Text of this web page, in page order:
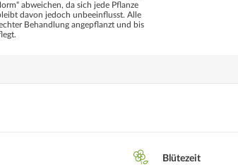
abweichen, da sich jede Pflanze
davon jedoch unbeeinflusst. Alle
Behandlung angepflanzt und bis
Blütezeit